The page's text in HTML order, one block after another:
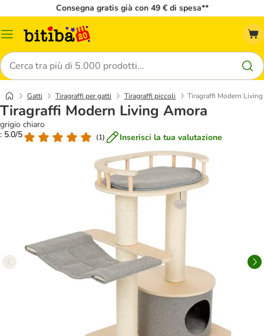
Consegna gratis già con 49 € di spesa**
Overview
Cerca
Gatti Tiragraffi per gatti Tiragraffi piccoli Tiragraffi Modern
Tiragraffi Modern Living Amora
grigio chiaro
: 5.0/5
(1) Inserisci la tua valutazione